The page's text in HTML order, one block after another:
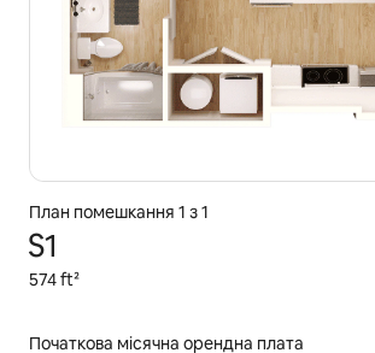
План помешкання 1 з 1
S1
574 ft²
Початкова місячна орендна плата